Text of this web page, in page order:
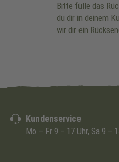
Bitte fülle das
du dir in deinem
wir dir ein
Kundenservice
Mo – Fr 9 – 17 Uhr, Sa 9 –